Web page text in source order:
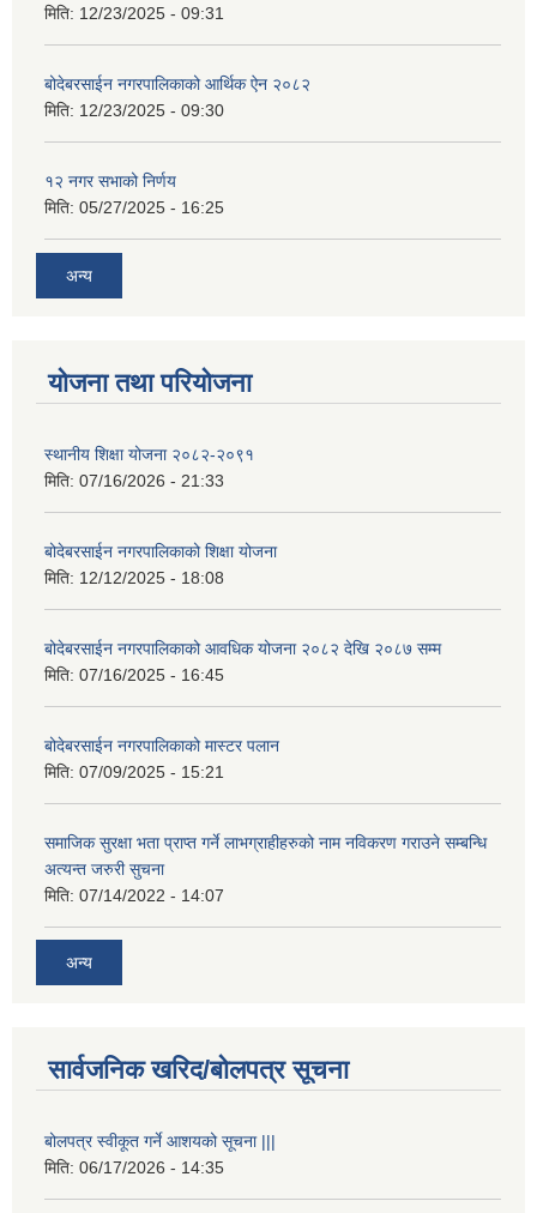
मिति: 12/23/2025 - 09:31
बोदेबरसाईन नगरपालिकाको आर्थिक ऐन २०८२
मिति: 12/23/2025 - 09:30
१२ नगर सभाको निर्णय
मिति: 05/27/2025 - 16:25
अन्य
योजना तथा परियोजना
स्थानीय शिक्षा योजना २०८२-२०९१
मिति: 07/16/2026 - 21:33
बोदेबरसाईन नगरपालिकाको शिक्षा योजना
मिति: 12/12/2025 - 18:08
बोदेबरसाईन नगरपालिकाको आवधिक योजना २०८२ देखि २०८७ सम्म
मिति: 07/16/2025 - 16:45
बोदेबरसाईन नगरपालिकाको मास्टर पलान
मिति: 07/09/2025 - 15:21
समाजिक सुरक्षा भता प्राप्त गर्ने लाभग्राहीहरुको नाम नविकरण गराउने सम्बन्धि
अत्यन्त जरुरी सुचना
मिति: 07/14/2022 - 14:07
अन्य
सार्वजनिक खरिद/बोलपत्र सूचना
बोलपत्र स्वीकूत गर्ने आशयको सूचना |||
मिति: 06/17/2026 - 14:35